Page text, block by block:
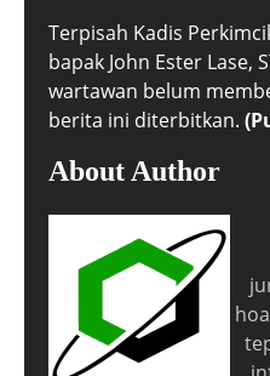
Terpisah Kadis
bapak John Ester Lase,
wartawan belum
berita ini diterbitkan.
About Author